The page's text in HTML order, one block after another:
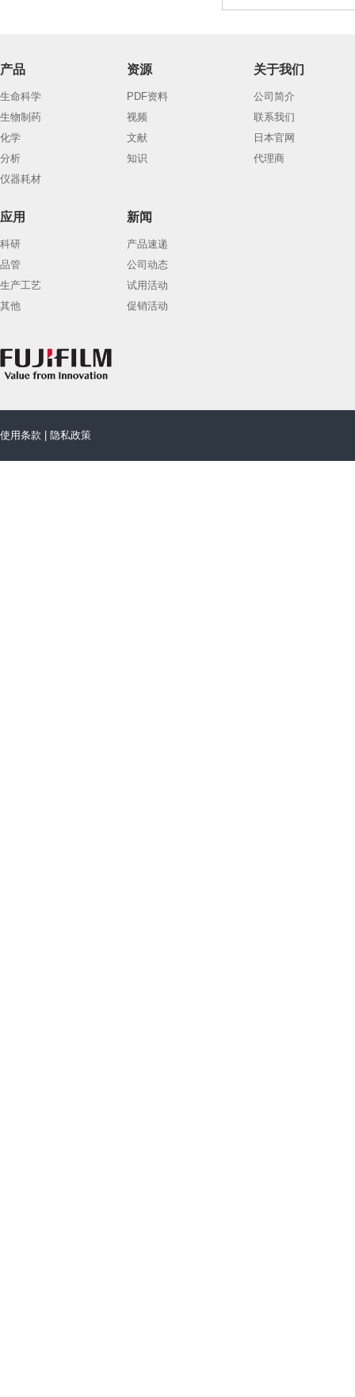
产品
生命科学
生物制药
化学
分析
仪器耗材
资源
PDF资料
视频
文献
知识
关于我们
公司简介
联系我们
日本官网
代理商
应用
科研
品管
生产工艺
其他
新闻
产品速递
公司动态
试用活动
促销活动
使用条款 隐私政策